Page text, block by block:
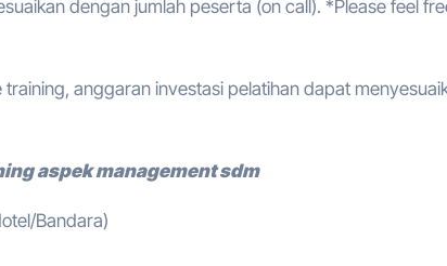
dengan jumlah peserta (on call). *Please feel
anggaran investasi pelatihan dapat
aspek management sdm
Bandara)